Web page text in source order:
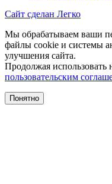
Сайт сделан Легко
Мы обрабатываем ваши
файлы cookie и системы
улучшения сайта.
Продолжая использовать
пользовательским
Понятно